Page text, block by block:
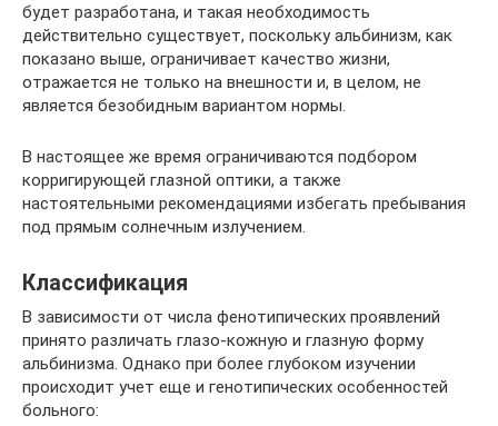
будет разработана, и такая необходимость
действительно существует, поскольку альбинизм, как
показано выше, ограничивает качество жизни,
отражается не только на внешности и, в целом, не
является безобидным вариантом нормы.
В настоящее же время ограничиваются подбором
корригирующей глазной оптики, а также
настоятельными рекомендациями избегать пребывания
под прямым солнечным излучением.
Классификация
В зависимости от числа фенотипических проявлений
принято различать глазо-кожную и глазную форму
альбинизма. Однако при более глубоком изучении
происходит учет еще и генотипических особенностей
больного: